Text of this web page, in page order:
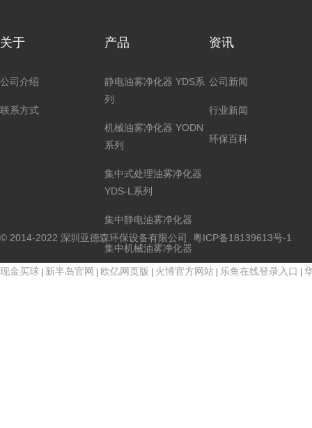
关于
公司介绍
联系方式
产品
静电油雾净化器 YDS系
列
机械油雾净化器 YODN
系列
集中式处理油雾净化器
YDS-L系列
集中静电油雾净化器
集中机械油雾净化器
单体静电油雾净化器
资讯
公司新闻
行业新闻
环保百科
© 2014-2022 深圳亚德森环保设备有限公司 粤ICP备18139613号-1
现金买球 新半岛官网 欧亿网页版 火博官方网站 乐鱼在线登录入口